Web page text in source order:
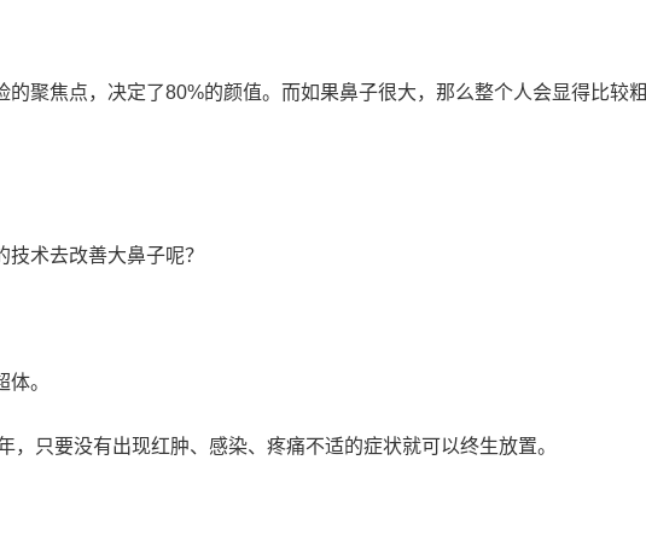
聚焦点，决定了80%的颜值。而如果鼻子很大，那么整个人会显得比较粗
术去改善大鼻子呢？
。
只要没有出现红肿、感染、疼痛不适的症状就可以终生放置。